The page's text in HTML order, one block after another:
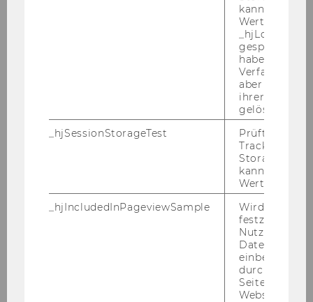
alexander.maximilian.geske@wu.ac.at
kann. Wenn
Wert 1
haben keine
Verfallszeit,
aber fast
ihrer
gelöscht.
_hjSessionStorageTest
Prüft, ob der
Tracking
Storage
kann. Wenn
Wert von 1
_hjIncludedInPageviewSample
Wird gesetzt,
festzustellen,
Nutzer in die
einbezogen
durch das
Website